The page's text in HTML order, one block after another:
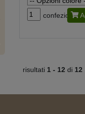
confezione
risultati 1 - 12 di 12